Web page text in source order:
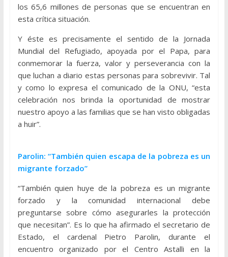
los 65,6 millones de personas que se encuentran en
esta crítica situación.
Y éste es precisamente el sentido de la Jornada
Mundial del Refugiado, apoyada por el Papa, para
conmemorar la fuerza, valor y perseverancia con la
que luchan a diario estas personas para sobrevivir. Tal
y como lo expresa el comunicado de la ONU, “esta
celebración nos brinda la oportunidad de mostrar
nuestro apoyo a las familias que se han visto obligadas
a huir”.
Parolin: “También quien escapa de la pobreza es un
migrante forzado”
“También quien huye de la pobreza es un migrante
forzado y la comunidad internacional debe
preguntarse sobre cómo asegurarles la protección
que necesitan”. Es lo que ha afirmado el secretario de
Estado, el cardenal Pietro Parolin, durante el
encuentro organizado por el Centro Astalli en la